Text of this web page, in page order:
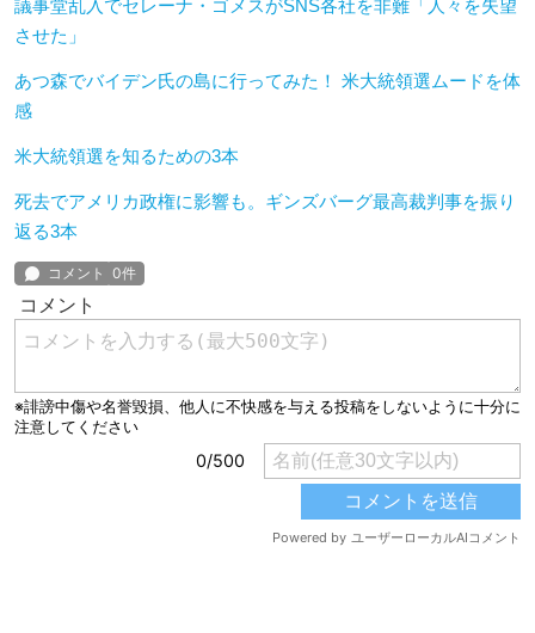
議事堂乱入でセレーナ・ゴメスがSNS各社を非難「人々を失望
させた」
あつ森でバイデン氏の島に行ってみた！ 米大統領選ムードを体
感
米大統領選を知るための3本
死去でアメリカ政権に影響も。ギンズバーグ最高裁判事を振り
返る3本